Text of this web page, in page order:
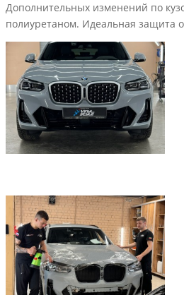
Дополнительных изменений по
полиуретаном. Идеальная защита